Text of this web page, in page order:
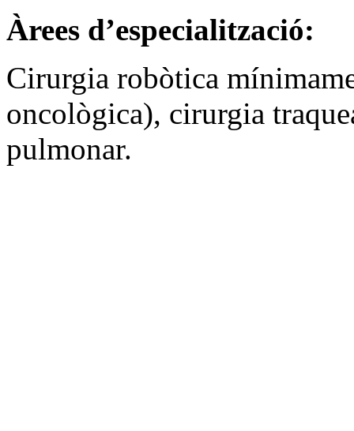
Àrees d’especialització:
Cirurgia robòtica
oncològica), cirurgia
pulmonar.